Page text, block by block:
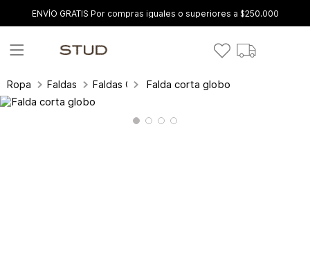
ENVÍO GRATIS Por compras iguales o superiores a $250.000
Ropa Faldas Faldas CortasFalda corta globo